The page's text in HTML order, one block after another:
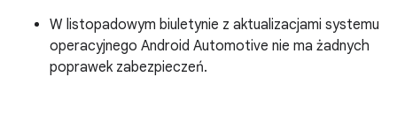
W listopadowym biuletynie z aktualizacjami systemu
operacyjnego Android Automotive nie ma żadnych
poprawek zabezpieczeń.